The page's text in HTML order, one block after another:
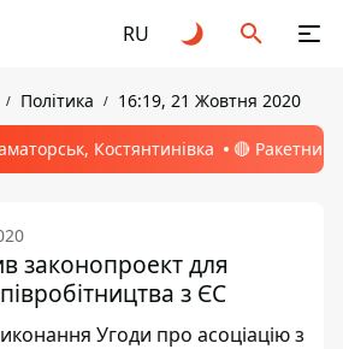
RU
Політика 16:19, 21 Жовтня 2020
Костянтинівка 🔴 Ракетний
законопроект для
з ЄС
Угоди про асоціацію з